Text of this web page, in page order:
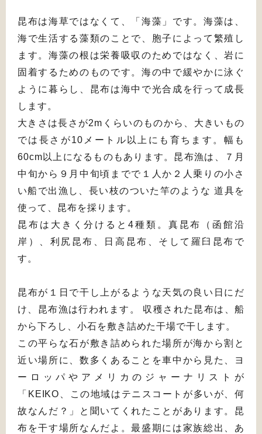
昆布は海草ではなくて、「海藻」です。海藻は、
海で生活する藻類のことで、胞子によって繁殖し
ます。海藻の根は栄養吸収のためではなく、岩に
固着するためのものです。海の中で緩やかに泳ぐ
ように暮らし、昆布は海中で光合成を行って成長
します。
大きさは長さが2mくらいのものから、大きいもの
では長さが10メートル以上にも育ちます。幅も
60cm以上になるものもあります。昆布漁は、７月
中旬から９月中旬頃までで１人か２人乗りの小さ
い船で出漁し、長い枝のついた竿のような 道具を
使って、昆布を採ります。
昆布は大きく分けると4種類。真昆布（函館沿
岸）、利尻昆布、日高昆布、そして羅臼昆布で
す。
昆布が１日で干し上がるような天気の良い日にだ
け、昆布漁は行われます。 収穫された昆布は、船
から下ろし、小石を敷き詰めた干場で干します。
この平らな石が敷き詰められた場所が海から割と
近い場所に、数多くあることを車中から見た、ヨ
ーロッパやアメリカのジャーナリストが
「KEIKO、この地域はテニスコートが多いが、何
故なんだ？」と聞いてくれたことがあります。昆
布を干す場所なんだよ。最盛期には家族総出、あ